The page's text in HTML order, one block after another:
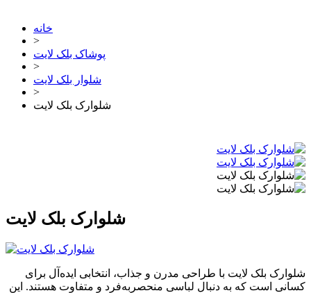
خانه
>
پوشاک بلک لایت
>
شلوار بلک لایت
>
شلوارک بلک لایت
شلوارک بلک لایت
شلوارک بلک لایت با طراحی مدرن و جذاب، انتخابی ایده‌آل برای
کسانی است که به دنبال لباسی منحصربه‌فرد و متفاوت هستند. این